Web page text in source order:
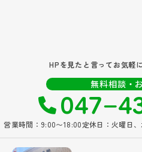
HPを見たと言ってお気軽
無料相談・
営業時間：9:00〜18:00定休日：火曜日